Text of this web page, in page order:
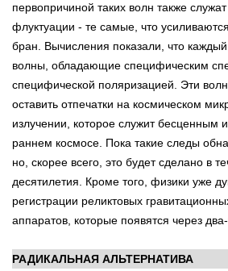
первопричиной таких волн также
флуктуации - те самые, что
бран. Вычисления показали, что
волны, обладающие специфическим
специфической поляризацией. Эти
оставить отпечатки на космическом
излучении, которое служит бесценным
раннем космосе. Пока такие следы
но, скорее всего, это будет сделано в
десятилетия. Кроме того, физики уже
регистрации реликтовых
аппаратов, которые появятся через два-
РАДИКАЛЬНАЯ АЛЬТЕРНАТИВА